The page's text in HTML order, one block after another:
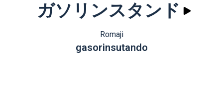
ガソリンスタンド
Romaji
gasorinsutando